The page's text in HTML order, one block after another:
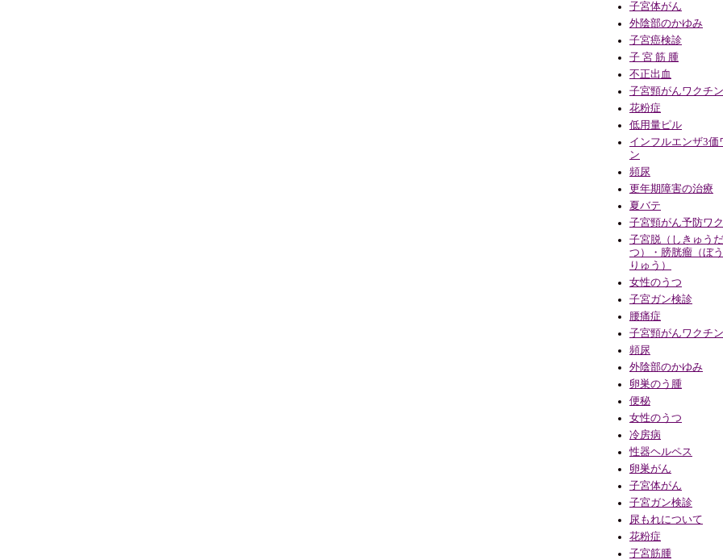
子宮体がん
外陰部のかゆみ
子宮癌検診
子 宮 筋 腫
不正出血
子宮頸がんワクチン
花粉症
低用量ピル
インフルエンザ3価
ン
頻尿
更年期障害の治療
夏バテ
子宮頸がん予防ワ
子宮脱（しきゅうだ
つ）・膀胱瘤（ぼ
りゅう）
女性のうつ
子宮ガン検診
腰痛症
子宮頸がんワクチン
頻尿
外陰部のかゆみ
卵巣のう腫
便秘
女性のうつ
冷房病
性器ヘルペス
卵巣がん
子宮体がん
子宮ガン検診
尿もれについて
花粉症
子宮筋腫